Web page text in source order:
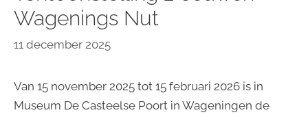
Wagenings Nut
11 december 2025
Van 15 november 2025 tot 15 februari 2026 is in
Museum De Casteelse Poort in Wageningen de